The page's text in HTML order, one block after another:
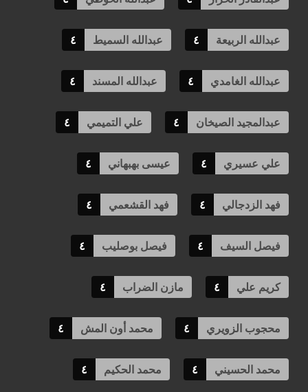
عبدالله الربيعة ٤ عبدالله السميط ٤
عبدالله الغامدي ٤ عبدالله المسند ٤
عبدالمجيد الصيخان ٤ علي التميمي ٤
علي عسيري ٤ عيسى بهبهاني ٤
فهد الزدجالي ٤ فهد القشعمي ٤
فيصل السيف ٤ فيصل بوصليب ٤
كريم علي ٤ مازن الضراب ٤
محجوب الزويري ٤ محمد أون المش ٤
محمد الحسيني ٤ محمد الحكيم ٤